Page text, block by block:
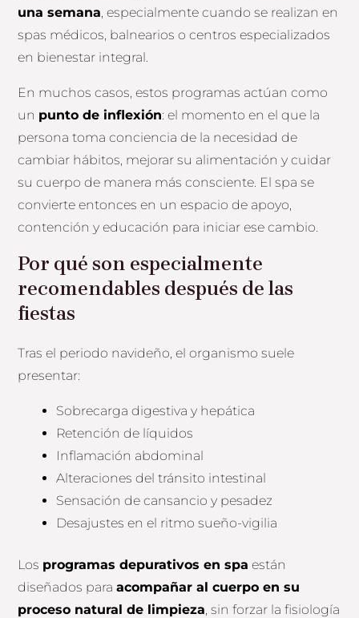
una semana , especialmente cuando se realizan en
spas médicos, balnearios o centros especializados
en bienestar integral.
En muchos casos, estos programas actúan como
un punto de inflexión: el momento en el que la
persona toma conciencia de la necesidad de
cambiar hábitos, mejorar su alimentación y cuidar
su cuerpo de manera más consciente. El spa se
convierte entonces en un espacio de apoyo,
contención y educación para iniciar ese cambio.
Por qué son especialmente
recomendables después de las
fiestas
Tras el periodo navideño, el organismo suele
presentar:
Sobrecarga digestiva y hepática
Retención de líquidos
Inflamación abdominal
Alteraciones del tránsito intestinal
Sensación de cansancio y pesadez
Desajustes en el ritmo sueño-vigilia
Los programas depurativos en spa están
diseñados paraacompañar al cuerpo en su
proceso natural de limpieza , sin forzar la fisiología